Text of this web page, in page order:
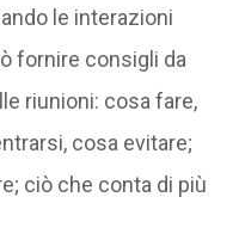
le interazioni
fornire consigli da
riunioni: cosa fare,
cosa evitare;
ciò che conta di più